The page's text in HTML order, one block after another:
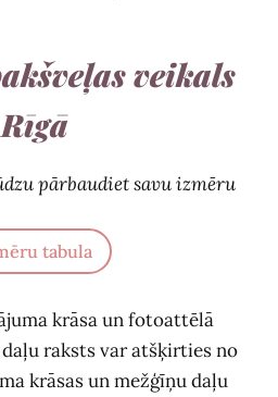
veikals
Rīgā
pārbaudiet savu izmēru
tabula
krāsa un fotoattēlā
raksts var atšķirties no
krāsas un mežģīņu daļu